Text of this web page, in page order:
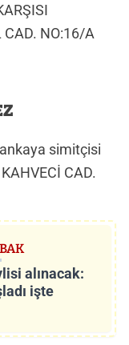
CAD. NO:16/A
simitçisi
CAD.
alınacak:
işte